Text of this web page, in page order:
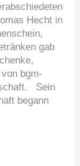
Hecht in
gab
bgm-
Sein
begann